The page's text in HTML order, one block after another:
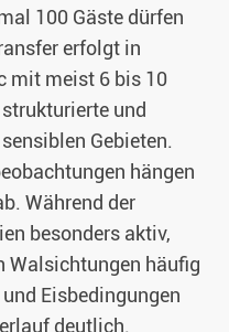
100 Gäste dürfen
erfolgt in
mit meist 6 bis 10
und
Gebieten.
hängen
Während der
besonders aktiv,
Walsichtungen häufig
Eisbedingungen
deutlich.